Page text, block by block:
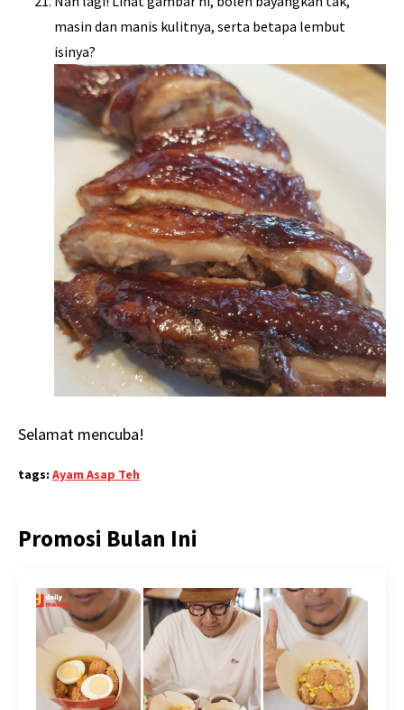
masin dan manis kulitnya, serta betapa lembut
isinya?
Selamat mencuba!
tags: Ayam Asap Teh
Promosi Bulan Ini